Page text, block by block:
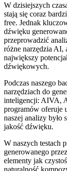
W dzisiejszych
stają się coraz
free. Jednak
dźwięku
przeprowadzić
różne narzędzia AI,
największy
dźwiękowych.
Podczas naszego
narzędziach do
inteligencji: AIVA,
programów oferuje
naszej analizy było
jakość dźwięku.
W naszych testach
generowanego
elementy jak
naturalność